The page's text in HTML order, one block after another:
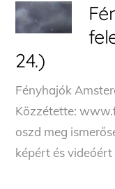
24.)
Fényhajók
Közzétette:
oszd meg
képért és